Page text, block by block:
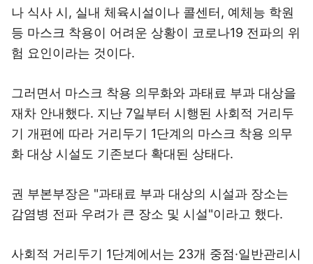
나 식사 시, 실내 체육시설이나 콜센터, 예체능 학원
등 마스크 착용이 어려운 상황이 코로나19 전파의 위
험 요인이라는 것이다.
그러면서 마스크 착용 의무화와 과태료 부과 대상을
재차 안내했다. 지난 7일부터 시행된 사회적 거리두
기 개편에 따라 거리두기 1단계의 마스크 착용 의무
화 대상 시설도 기존보다 확대된 상태다.
권 부본부장은 "과태료 부과 대상의 시설과 장소는
감염병 전파 우려가 큰 장소 및 시설"이라고 했다.
사회적 거리두기 1단계에서는 23개 중점·일반관리시